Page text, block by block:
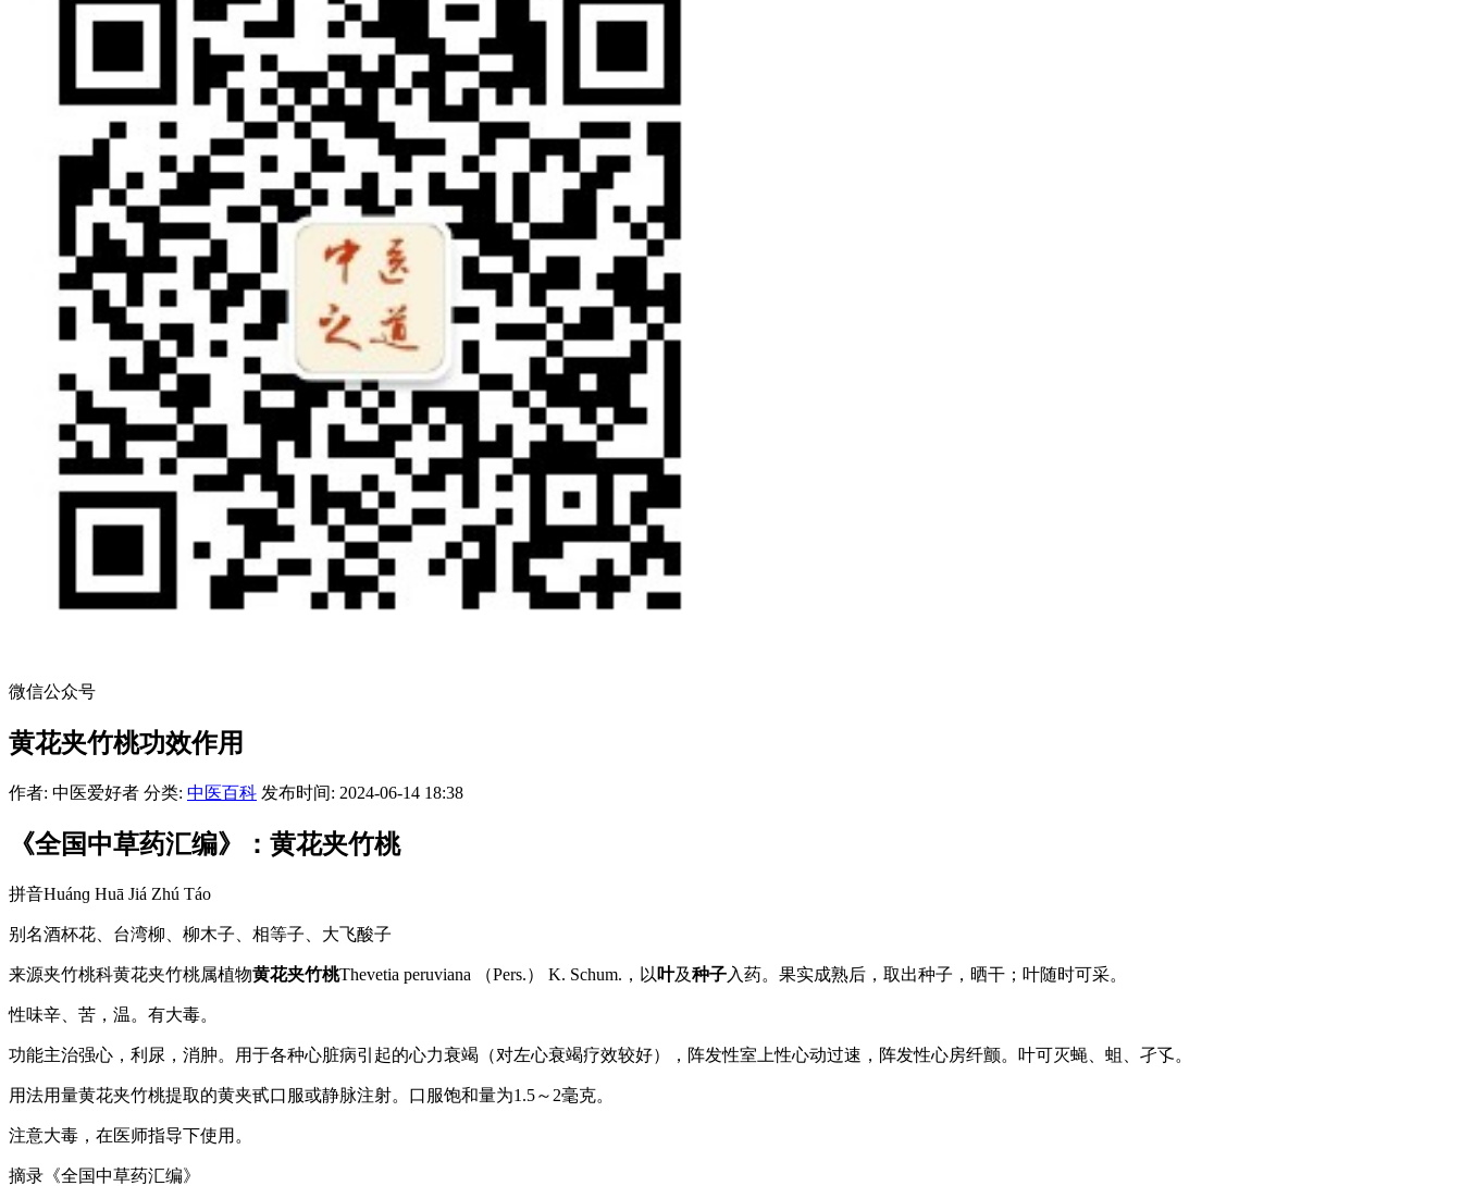
微信公众号
黄花夹竹桃功效作用
作者: 中医爱好者 分类: 中医百科 发布时间: 2024-06-14 18:38
《全国中草药汇编》：黄花夹竹桃
拼音Huánɡ Huā Jiá Zhú Táo
别名酒杯花、台湾柳、柳木子、相等子、大飞酸子
来源夹竹桃科黄花夹竹桃属植物黄花夹竹桃Thevetia peruviana （Pers.） K. Schum.，以 叶及种子入药。果实成熟后，取出种子，晒干；叶随时可采。
性味辛、苦，温。有大毒。
功能主治强心，利尿，消肿。用于各种心脏病引起的心力衰竭（对左心衰竭疗效较好），阵发性室上性心动过速，阵发性心房纤颤。叶可灭蝇、蛆、孑孓。
用法用量黄花夹竹桃提取的黄夹甙口服或静脉注射。口服饱和量为1.5～2毫克。
注意大毒，在医师指导下使用。
摘录《全国中草药汇编》